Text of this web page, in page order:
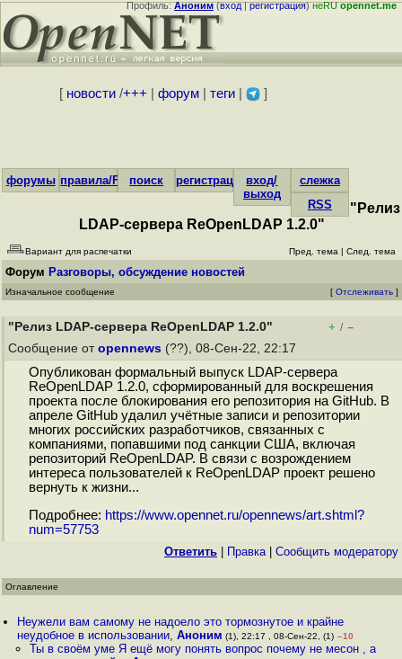
Профиль:Аноним(вход|регистрация)неRUopennet.me
[ новости/+++ форум| теги| ]
форумы правила/FAQпоиск регистрациявход/
выход
слежка
RSS
"Релиз
LDAP-сервера ReOpenLDAP 1.2.0"
Вариант для распечатки Пред. тема | След. тема
Форум Разговоры, обсуждение новостей
Изначальное сообщение [ Отслеживать ]
"Релиз LDAP-сервера ReOpenLDAP 1.2.0" + / –
Сообщение от opennews (??), 08-Сен-22, 22:17
Опубликован формальный выпуск LDAP-сервера
ReOpenLDAP 1.2.0, сформированный для воскрешения
проекта после блокирования его репозитория на GitHub. В
апреле GitHub удалил учётные записи и репозитории
многих российских разработчиков, связанных с
компаниями, попавшими под санкции США, включая
репозиторий ReOpenLDAP. В связи с возрождением
интереса пользователей к ReOpenLDAP проект решено
вернуть к жизни...
Подробнее: https://www.opennet.ru/opennews/art.shtml?
num=57753
Ответить Правка| Cообщить модератору
Оглавление
Неужели вам самому не надоело это тормознутое и крайне
неудобное в использовании,Аноним (1), 22:17 , 08-Сен-22, (1) –10
Ты в своём уме Я ещё могу понять вопрос почему не месон , а